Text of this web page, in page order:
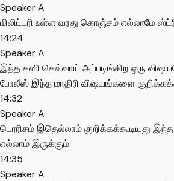
Speaker A
மிலிட்டரி உள்ள வரது கொஞ்சம் எல்லாமே
14:24
Speaker A
இந்த சனி செவ்வாய் அப்படிங்கிற ஒரு
போலீஸ் இந்த மாதிரி விஷயங்களை
14:32
Speaker A
டெரரிசம் இதெல்லாம் குறிக்கக்கூடியது
எல்லாம் இருக்கும்.
14:35
Speaker A